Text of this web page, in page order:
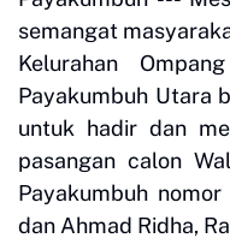
semangat
Kelurahan
Payakumbuh Utara
untuk hadir dan
pasangan calon
Payakumbuh
dan Ahmad Ridha,